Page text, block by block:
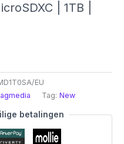
| 1TB |
EU
Tag: New
betalingen